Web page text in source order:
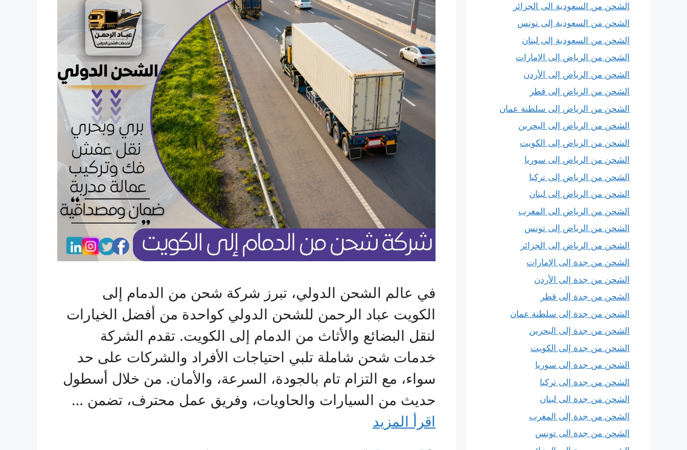
في عالم الشحن الدولي، تبرز شركة شحن من الدمام إلى
الكويت عباد الرحمن للشحن الدولي كواحدة من أفضل الخيارات
لنقل البضائع والأثاث من الدمام إلى الكويت. تقدم الشركة
خدمات شحن شاملة تلبي احتياجات الأفراد والشركات على حد
سواء، مع التزام تام بالجودة، السرعة، والأمان. من خلال أسطول
حديث من السيارات والحاويات، وفريق عمل محترف، تضمن …
اقرأ المزيد
الشحن من السعودية الى الجزائر
الشحن من السعودية إلى تونس
الشحن من السعودية إلى لبنان
الشحن من الرياض إلى الإمارات
الشحن من الرياض إلى الأردن
الشحن من الرياض إلى قطر
الشحن من الرياض إلى سلطنة عمان
الشحن من الرياض إلى البحرين
الشحن من الرياض إلى الكويت
الشحن من الرياض إلى سوريا
الشحن من الرياض إلى تركيا
الشحن من الرياض إلى لبنان
الشحن من الرياض الى المغرب
الشحن من الرياض إلى تونس
الشحن من الرياض إلى الجزائر
الشحن من جدة إلى الإمارات
الشحن من جدة إلى الأردن
الشحن من جدة إلى قطر
الشحن من جدة إلى سلطنة عمان
الشحن من جدة إلى البحرين
الشحن من جدة إلى الكويت
الشحن من جدة إلى سوريا
الشحن من جدة إلى تركيا
الشحن من جدة الى لبنان
الشحن من جدة إلى المغرب
الشحن من جدة الى تونس